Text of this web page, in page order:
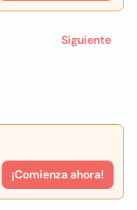
¡Comienza ahora!
Siguiente